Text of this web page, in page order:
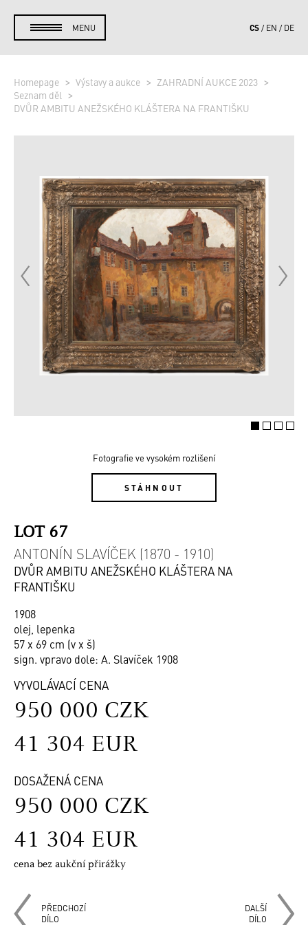
MENU CS EN DE
Homepage Výstavy a aukce
ZAHRADNÍ AUKCE 2023
Seznam děl
DVŮR AMBITU ANEŽSKÉHO KLÁŠTERA NA FRANTIŠKU
Fotografie ve vysokém rozlišení
STÁHNOUT
LOT 67
ANTONÍN SLAVÍČEK (1870 - 1910)
DVŮR AMBITU ANEŽSKÉHO KLÁŠTERA NA
FRANTIŠKU
1908
olej, lepenka
57 x 69 cm (v x š)
sign. vpravo dole: A. Slavíček 1908
VYVOLÁVACÍ CENA
950 000 CZK
41 304 EUR
DOSAŽENÁ CENA
950 000 CZK
41 304 EUR
cena bez aukční přirážky
PŘEDCHOZÍ
DÍLO
DALŠÍ
DÍLO